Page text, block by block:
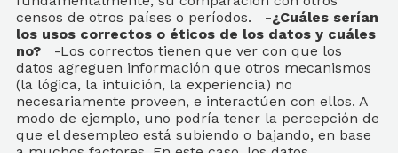
censos de otros países o períodos. -¿Cuáles serían
los usos correctos o éticos de los datos y cuáles
no? -Los correctos tienen que ver con que los
datos agreguen información que otros mecanismos
(la lógica, la intuición, la experiencia) no
necesariamente proveen, e interactúen con ellos. A
modo de ejemplo, uno podría tener la percepción de
que el desempleo está subiendo o bajando, en base